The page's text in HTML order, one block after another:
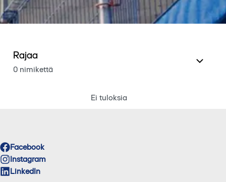
Rajaa
0 nimikettä
Ei tuloksia
Facebook
Instagram
LinkedIn